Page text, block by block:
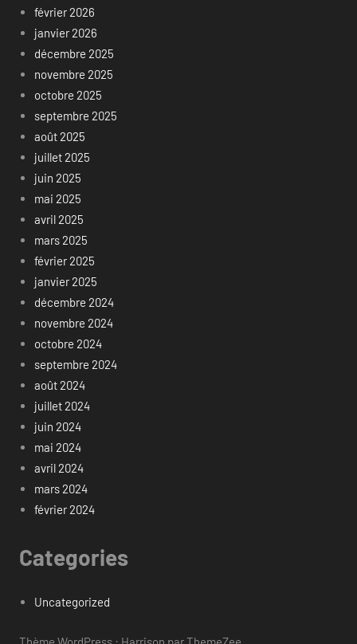
février 2026
janvier 2026
décembre 2025
novembre 2025
octobre 2025
septembre 2025
août 2025
juillet 2025
juin 2025
mai 2025
avril 2025
mars 2025
février 2025
janvier 2025
décembre 2024
novembre 2024
octobre 2024
septembre 2024
août 2024
juillet 2024
juin 2024
mai 2024
avril 2024
mars 2024
février 2024
Categories
Uncategorized